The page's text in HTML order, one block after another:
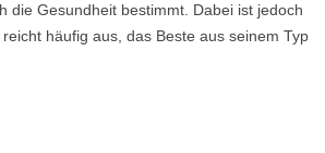
die Gesundheit bestimmt. Dabei ist jedoch
häufig aus, das Beste aus seinem Typ